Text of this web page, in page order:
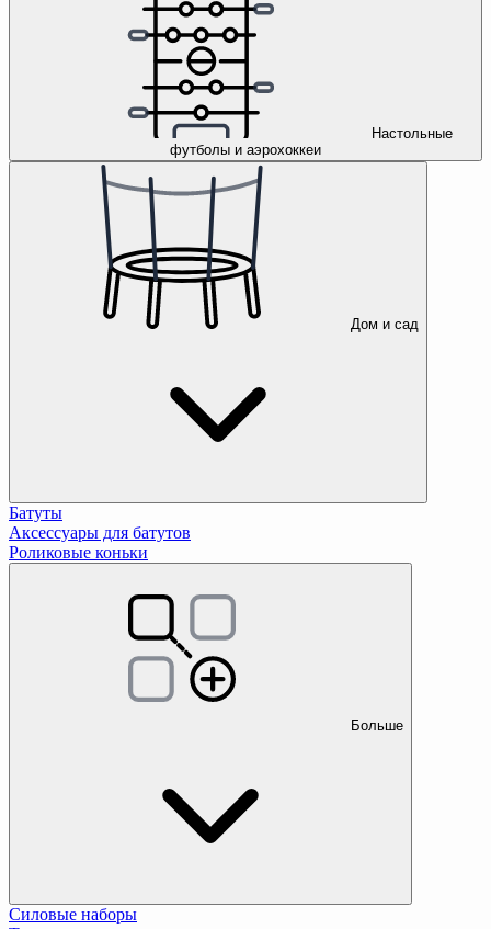
Настольные
футболы и аэрохоккеи
Дом и сад
Батуты
Аксессуары для батутов
Роликовые коньки
Больше
Силовые наборы